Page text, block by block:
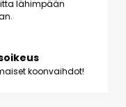
lähimpään
koonvaihdot!